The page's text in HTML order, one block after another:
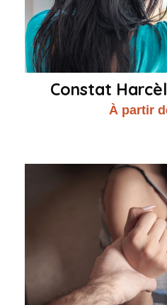
Constat
À partir